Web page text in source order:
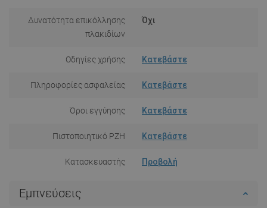
Δυνατότητα επικόλλησης
πλακιδίων
Όχι
Οδηγίες χρήσης Κατεβάστε
Πληροφορίες ασφαλείας Κατεβάστε
Όροι εγγύησης Κατεβάστε
Πιστοποιητικό PZH Κατεβάστε
Κατασκευαστής Προβολή
Εμπνεύσεις